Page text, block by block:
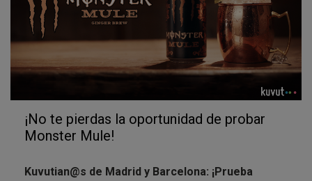
¡No te pierdas la oportunidad de probar
Monster Mule!
Kuvutian@s de Madrid y Barcelona: ¡Prueba